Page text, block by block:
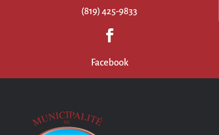
(819) 425-9833

Facebook